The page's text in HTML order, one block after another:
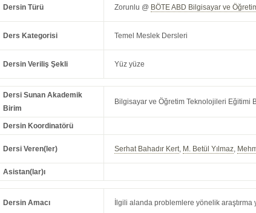
Dersin Türü Zorunlu @ BÖTE ABD Bilgisayar ve
Ders Kategorisi Temel Meslek Dersleri
Dersin Veriliş Şekli Yüz yüze
Dersi Sunan Akademik
Birim
Bilgisayar ve Öğretim Teknolojileri Eğitimi
Dersin Koordinatörü
Dersi Veren(ler) Serhat Bahadır Kert, M. Betül Yılmaz,
Asistan(lar)ı
Dersin Amacı İlgili alanda problemlere yönelik